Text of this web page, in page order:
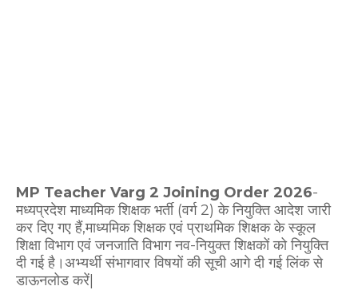
MP Teacher Varg 2 Joining Order 2026-
मध्यप्रदेश माध्यमिक शिक्षक भर्ती (वर्ग 2) के नियुक्ति आदेश जारी
कर दिए गए हैं,माध्यमिक शिक्षक एवं प्राथमिक शिक्षक के स्कूल
शिक्षा विभाग एवं जनजाति विभाग नव-नियुक्त शिक्षकों को नियुक्ति
दी गई है।अभ्यर्थी संभागवार विषयों की सूची आगे दी गई लिंक से
डाऊनलोड करें|